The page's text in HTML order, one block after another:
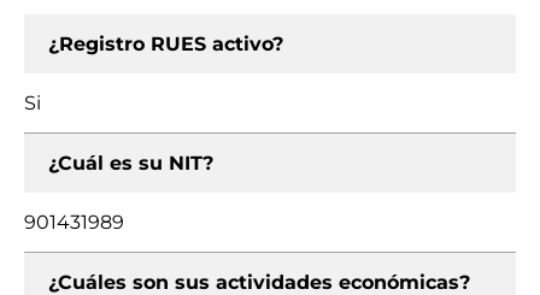
¿Registro RUES activo?
Si
¿Cuál es su NIT?
901431989
¿Cuáles son sus actividades económicas?